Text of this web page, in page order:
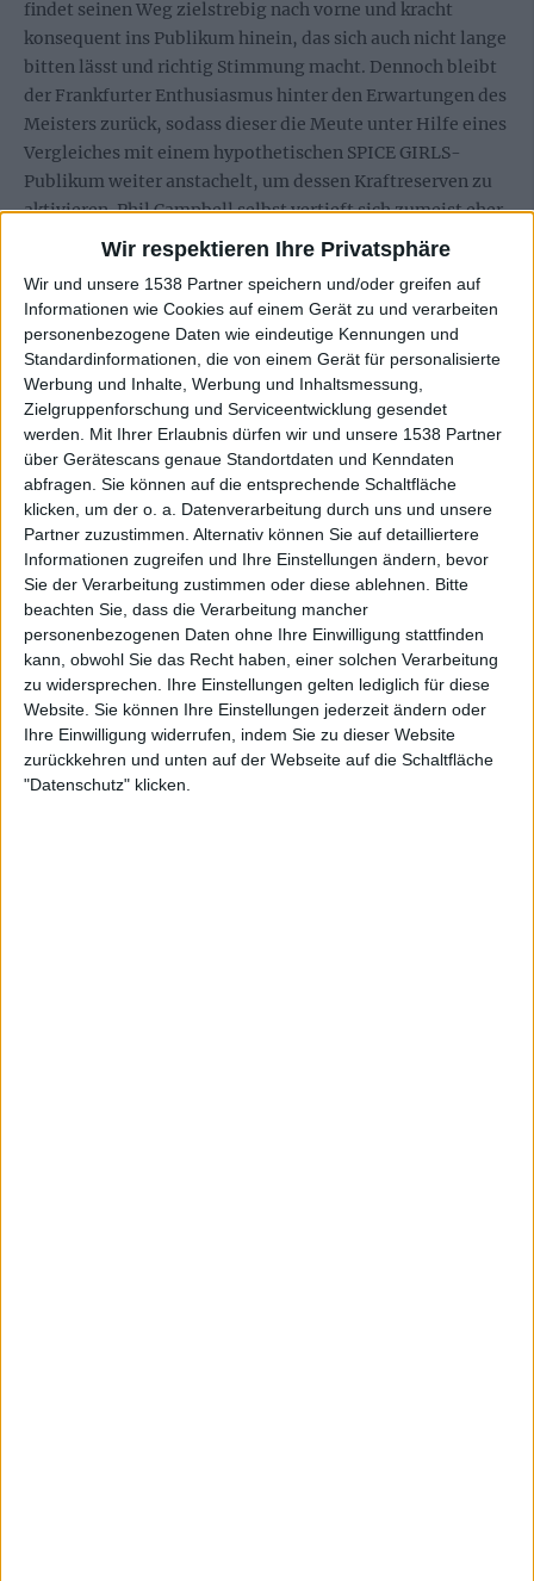
Wir respektieren Ihre Privatsphäre
Wir und unsere 1538 Partner speichern und/oder greifen auf
Informationen wie Cookies auf einem Gerät zu und verarbeiten
personenbezogene Daten wie eindeutige Kennungen und
Standardinformationen, die von einem Gerät für personalisierte
Werbung und Inhalte, Werbung und Inhaltsmessung,
Zielgruppenforschung und Serviceentwicklung gesendet
werden.
Mit Ihrer Erlaubnis dürfen wir und unsere 1538 Partner
über Gerätescans genaue Standortdaten und Kenndaten
abfragen. Sie können auf die entsprechende Schaltfläche
klicken, um der o. a. Datenverarbeitung durch uns und unsere
Partner zuzustimmen. Alternativ können Sie auf detailliertere
Informationen zugreifen und Ihre Einstellungen ändern, bevor
Sie der Verarbeitung zustimmen oder diese ablehnen.
Bitte
beachten Sie, dass die Verarbeitung mancher
personenbezogenen Daten ohne Ihre Einwilligung stattfinden
kann, obwohl Sie das Recht haben, einer solchen Verarbeitung
zu widersprechen. Ihre Einstellungen gelten lediglich für diese
Website. Sie können Ihre Einstellungen jederzeit ändern oder
Ihre Einwilligung widerrufen, indem Sie zu dieser Website
zurückkehren und unten auf der Webseite auf die Schaltfläche
"Datenschutz" klicken.
findet seinen Weg zielstrebig nach vorne und kracht
konsequent ins Publikum hinein, das sich auch nicht lange
bitten lässt und richtig Stimmung macht. Dennoch bleibt
der Frankfurter Enthusiasmus hinter den Erwartungen des
Meisters zurück, sodass dieser die Meute unter Hilfe eines
Vergleiches mit einem hypothetischen SPICE GIRLS-
Publikum weiter anstachelt, um dessen Kraftreserven zu
aktivieren. Phil Campbell selbst vertieft sich zumeist eher
in seine Gitarrenarbeit und überlässt seinen Söhnen
respektive Sänger Neil Starr das Rampenlicht. So richtig
kommt das Publikum immer dann in Fahrt, wenn die Band
einige der MOTÖRHEAD-Klassiker darbietet, was
selbstverständlich mit „Ace Of Spades“ seinen absoluten
Siedepunkt erreicht. Doch auch beim HAWKWIND-Song
„Silver Machine“ geht es rund vor der Bühne.
Galerie mit 20 Bildern: Phil Campbell And The Bastard Sons -
Germany 2018
Insgesamt präsentieren sich beide Bands also aufgeweckt
und liefern dem Publikum einen erfolgreichen,
denkwürdigen Abend, der natürlich im Zeichen des
MOTÖRHEAD-Gitarristen steht und auch als eine
liebevolle Hommage an Lemmy gesehen werden kann.